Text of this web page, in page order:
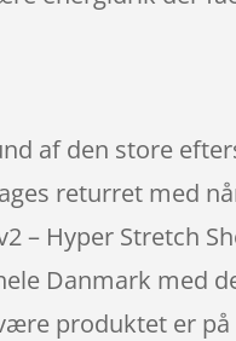
af den store
returret med
– Hyper Stretch
Danmark med
produktet er